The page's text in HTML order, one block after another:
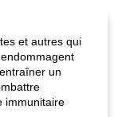
et autres qui
un
immunitaire